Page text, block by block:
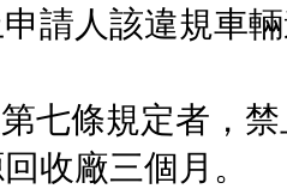
請人該違規車
條規定者，禁
收廠三個月。